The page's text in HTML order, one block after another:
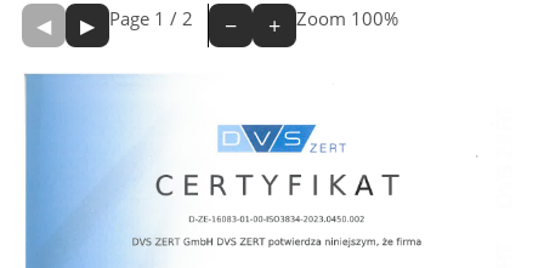
Page 1 / 2 Zoom 100%